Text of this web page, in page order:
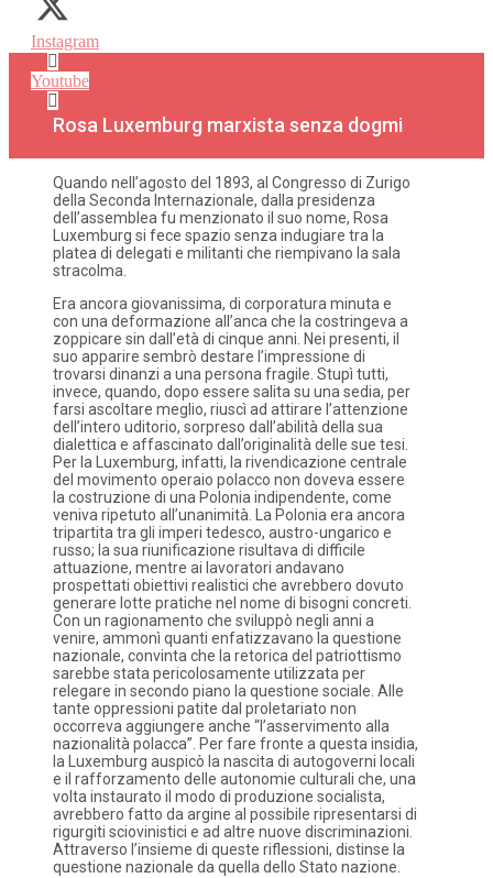
Instagram
Youtube
Rosa Luxemburg marxista senza dogmi
Quando nell’agosto del 1893, al Congresso di Zurigo
della Seconda Internazionale, dalla presidenza
dell’assemblea fu menzionato il suo nome, Rosa
Luxemburg si fece spazio senza indugiare tra la
platea di delegati e militanti che riempivano la sala
stracolma.
Era ancora giovanissima, di corporatura minuta e
con una deformazione all’anca che la costringeva a
zoppicare sin dall’età di cinque anni. Nei presenti, il
suo apparire sembrò destare l’impressione di
trovarsi dinanzi a una persona fragile. Stupì tutti,
invece, quando, dopo essere salita su una sedia, per
farsi ascoltare meglio, riuscì ad attirare l’attenzione
dell’intero uditorio, sorpreso dall’abilità della sua
dialettica e affascinato dall’originalità delle sue tesi.
Per la Luxemburg, infatti, la rivendicazione centrale
del movimento operaio polacco non doveva essere
la costruzione di una Polonia indipendente, come
veniva ripetuto all’unanimità. La Polonia era ancora
tripartita tra gli imperi tedesco, austro-ungarico e
russo; la sua riunificazione risultava di difficile
attuazione, mentre ai lavoratori andavano
prospettati obiettivi realistici che avrebbero dovuto
generare lotte pratiche nel nome di bisogni concreti.
Con un ragionamento che sviluppò negli anni a
venire, ammonì quanti enfatizzavano la questione
nazionale, convinta che la retorica del patriottismo
sarebbe stata pericolosamente utilizzata per
relegare in secondo piano la questione sociale. Alle
tante oppressioni patite dal proletariato non
occorreva aggiungere anche “l’asservimento alla
nazionalità polacca”. Per fare fronte a questa insidia,
la Luxemburg auspicò la nascita di autogoverni locali
e il rafforzamento delle autonomie culturali che, una
volta instaurato il modo di produzione socialista,
avrebbero fatto da argine al possibile ripresentarsi di
rigurgiti sciovinistici e ad altre nuove discriminazioni.
Attraverso l’insieme di queste riflessioni, distinse la
questione nazionale da quella dello Stato nazione.